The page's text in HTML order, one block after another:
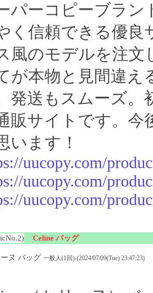
パーコピーブラン
く信頼できる優
風のモデルを注文
が本物と見間違え
発送もスムーズ。
販サイトです。今
います！
uucopy.com/
uucopy.com/
uucopy.com/
Celine バッグ
ヌ バッグ 一般人(1回)-(2024/07/09(Tue) 23:47:23)